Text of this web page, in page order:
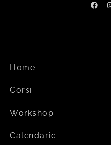
Home
Corsi
Workshop
Calendario